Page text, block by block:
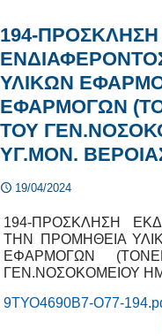
194-
ΥΛΙΚΩΝ
ΕΦΑΡΜΟΓΩΝ
ΤΟΥ
ΥΓ.ΜΟΝ.
19/04/2024
194-ΠΡΟΣΚΛΗΣΗ
ΤΗΝ ΠΡΟΜΗΘΕΙΑ
ΕΦΑΡΜΟΓΩΝ
ΓΕΝ.ΝΟΣΟΚΟΜΕΙΟΥ
9ΤΥΟ4690Β7-Ο77-